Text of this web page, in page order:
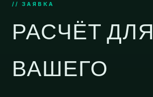
// ЗАЯВКА
РАСЧЁТ ДЛЯ
ВАШЕГО